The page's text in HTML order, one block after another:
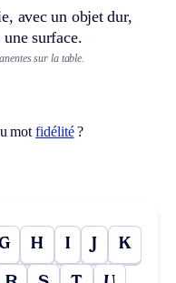
avec un objet dur,
surface.
sur la table.
motfidélité?
H I J K